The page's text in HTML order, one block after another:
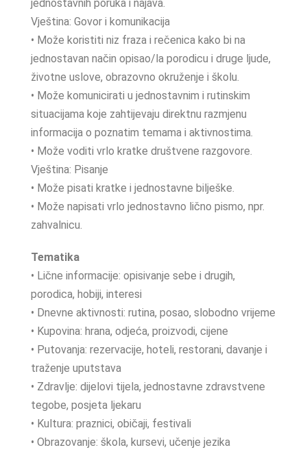
jednostavnih poruka i najava.
Vještina: Govor i komunikacija
• Može koristiti niz fraza i rečenica kako bi na
jednostavan način opisao/la porodicu i druge ljude,
životne uslove, obrazovno okruženje i školu.
• Može komunicirati u jednostavnim i rutinskim
situacijama koje zahtijevaju direktnu razmjenu
informacija o poznatim temama i aktivnostima.
• Može voditi vrlo kratke društvene razgovore.
Vještina: Pisanje
• Može pisati kratke i jednostavne bilješke.
• Može napisati vrlo jednostavno lično pismo, npr.
zahvalnicu.
Tematika
• Lične informacije: opisivanje sebe i drugih,
porodica, hobiji, interesi
• Dnevne aktivnosti: rutina, posao, slobodno vrijeme
• Kupovina: hrana, odjeća, proizvodi, cijene
• Putovanja: rezervacije, hoteli, restorani, davanje i
traženje uputstava
• Zdravlje: dijelovi tijela, jednostavne zdravstvene
tegobe, posjeta ljekaru
• Kultura: praznici, običaji, festivali
• Obrazovanje: škola, kursevi, učenje jezika